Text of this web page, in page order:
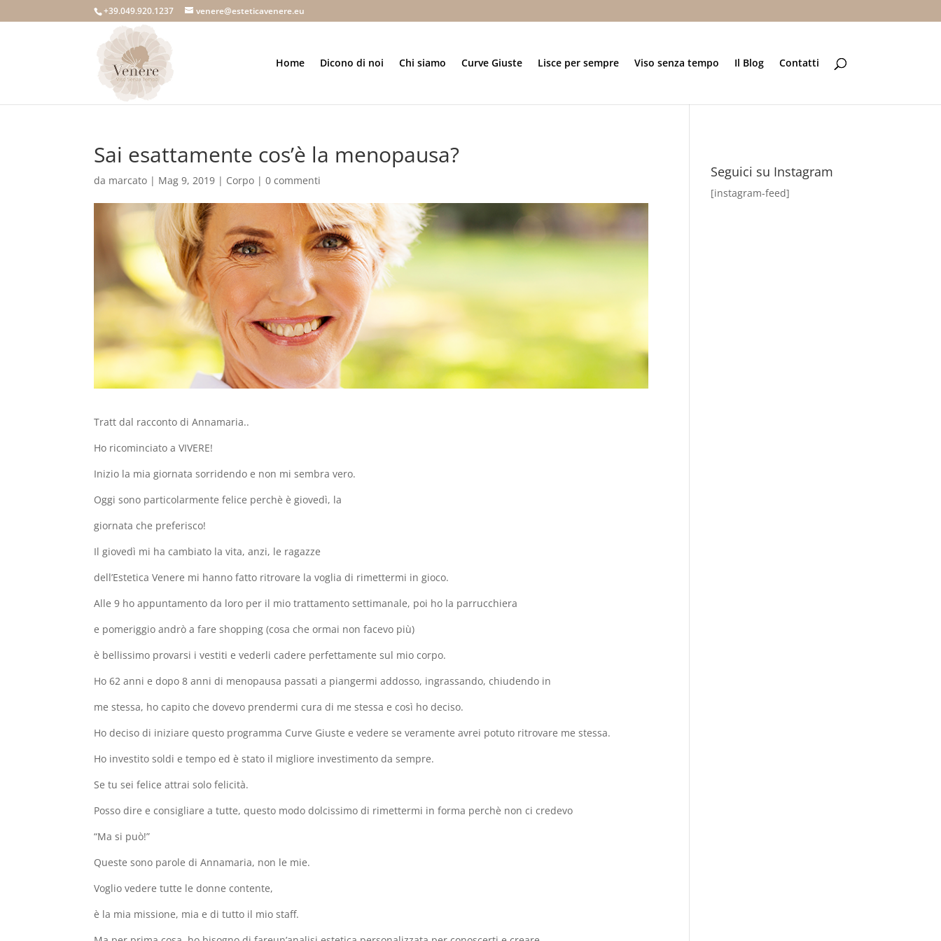
+39.049.920.1237 venere@esteticavenere.eu
Home Dicono di noi Chi siamo Curve Giuste Lisce per sempre Viso senza tempo Il Blog Contatti
Sai esattamente cos’è la menopausa?
da marcato | Mag 9, 2019 | Corpo |0 commenti
Tratt dal racconto di Annamaria..
Ho ricominciato a VIVERE!
Inizio la mia giornata sorridendo e non mi sembra vero.
Oggi sono particolarmente felice perchè è giovedì, la
giornata che preferisco!
Il giovedì mi ha cambiato la vita, anzi, le ragazze
dell’Estetica Venere mi hanno fatto ritrovare la voglia di rimettermi in gioco.
Alle 9 ho appuntamento da loro per il mio trattamento settimanale, poi ho la parrucchiera
e pomeriggio andrò a fare shopping (cosa che ormai non facevo più)
è bellissimo provarsi i vestiti e vederli cadere perfettamente sul mio corpo.
Ho 62 anni e dopo 8 anni di menopausa passati a piangermi addosso, ingrassando, chiudendo in
me stessa, ho capito che dovevo prendermi cura di me stessa e così ho deciso.
Ho deciso di iniziare questo programma Curve Giuste e vedere se veramente avrei potuto ritrovare me stessa.
Ho investito soldi e tempo ed è stato il migliore investimento da sempre.
Se tu sei felice attrai solo felicità.
Posso dire e consigliare a tutte, questo modo dolcissimo di rimettermi in forma perchè non ci credevo
“Ma si può!”
Queste sono parole di Annamaria, non le mie.
Voglio vedere tutte le donne contente,
è la mia missione, mia e di tutto il mio staff.
Seguici su Instagram
[instagram-feed]